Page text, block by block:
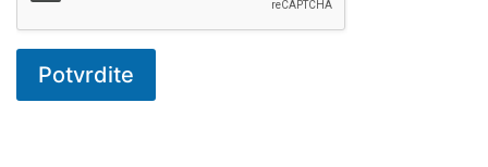
Potvrdite